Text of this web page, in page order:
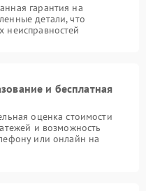
гарантия на
детали, что
неисправностей
и бесплатная
оценка стоимости
и возможность
или онлайн на